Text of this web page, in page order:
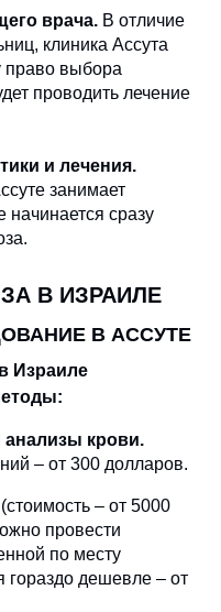
врача. В отличие
клиника Ассута
право выбора
проводить лечение
и лечения.
занимает
сразу
В ИЗРАИЛЕ
В АССУТЕ
Израиле
крови.
– от 300 долларов.
(стоимость – от 5000
провести
по месту
гораздо дешевле – от